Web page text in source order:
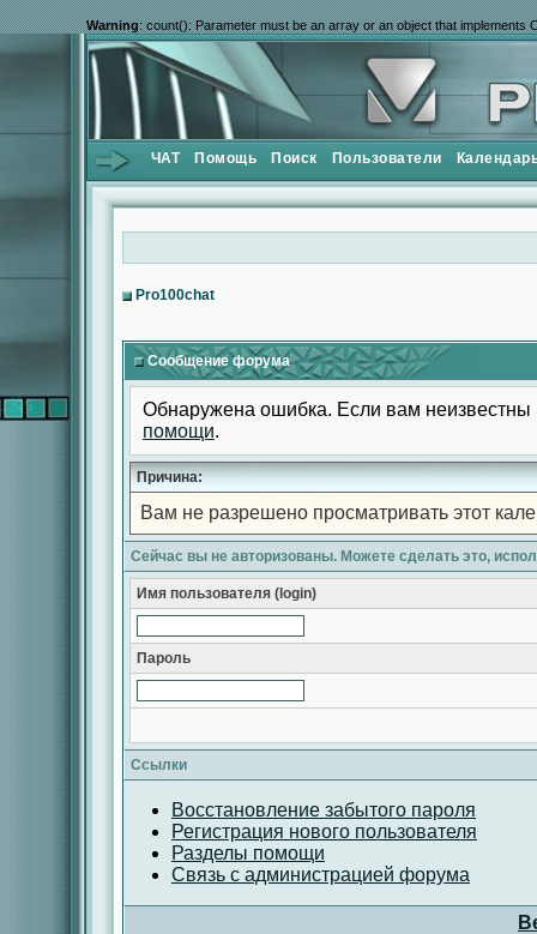
Warning: count(): Parameter must be an array or an object that implements
ЧАТ Помощь Поиск Пользователи
Pro100chat
Сообщение форума
Обнаружена ошибка. Если вам
помощи.
Причина:
Вам не разрешено просматривать этот
Сейчас вы не авторизованы. Можете сделать это,
Имя пользователя (login)
Пароль
Ссылки
Восстановление забытого пароля
Регистрация нового пользователя
Разделы помощи
Связь с администрацией форума